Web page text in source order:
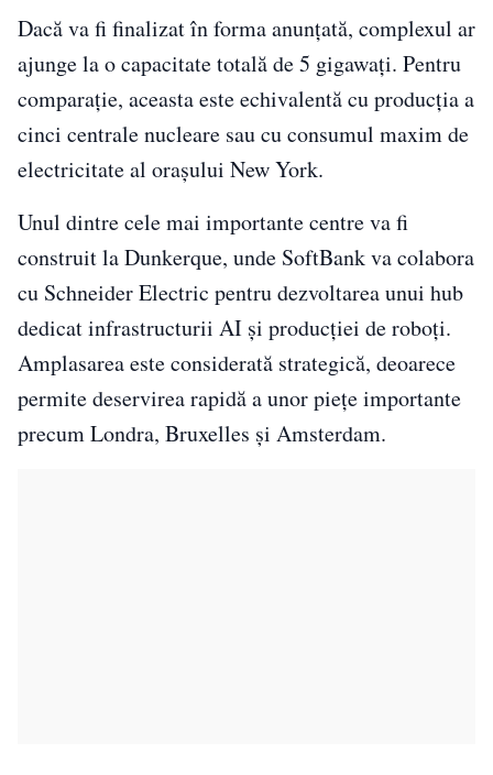
Dacă va fi finalizat în forma anunțată, complexul ar
ajunge la o capacitate totală de 5 gigawați. Pentru
comparație, aceasta este echivalentă cu producția a
cinci centrale nucleare sau cu consumul maxim de
electricitate al orașului New York.
Unul dintre cele mai importante centre va fi
construit la Dunkerque, unde SoftBank va colabora
cu Schneider Electric pentru dezvoltarea unui hub
dedicat infrastructurii AI și producției de roboți.
Amplasarea este considerată strategică, deoarece
permite deservirea rapidă a unor piețe importante
precum Londra, Bruxelles și Amsterdam.